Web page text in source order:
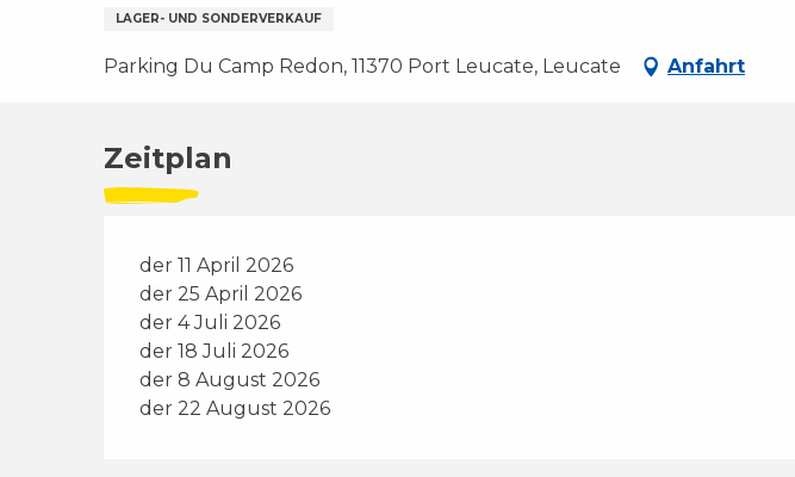
LAGER- UND SONDERVERKAUF
Parking Du Camp Redon, 11370 Port Leucate, Leucate Anfahrt
Zeitplan
der 11 April 2026
der 25 April 2026
der 4 Juli 2026
der 18 Juli 2026
der 8 August 2026
der 22 August 2026